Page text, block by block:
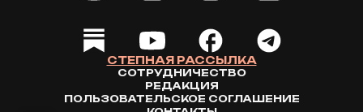
СТЕПНАЯ РАССЫЛКА
СОТРУДНИЧЕСТВО
РЕДАКЦИЯ
ПОЛЬЗОВАТЕЛЬСКОЕ СОГЛАШЕНИЕ